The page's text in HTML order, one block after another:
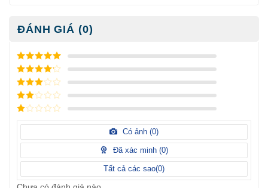
ĐÁNH GIÁ (0)
5/ 5 điểm
4/ 5
điểm
3/ 5
điểm
2/
điểm
1
điểm
Có ảnh (0)
Đã xác minh (0)
Tất cả các sao(0)